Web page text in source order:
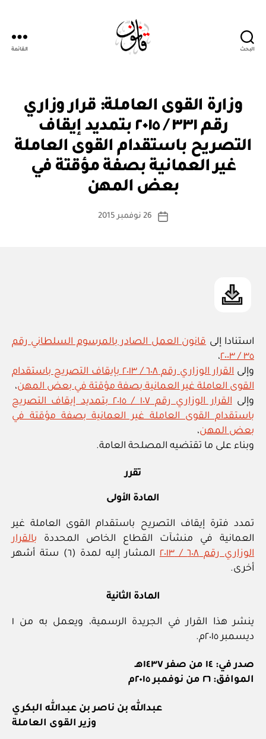
البحث القائمة
التصنيفات
وزارة القوى العاملة: قرار وزاري
رقم ٣٣١ / ٢٠١٥ بتمديد إيقاف
التصريح باستقدام القوى العاملة
غير العمانية بصفة مؤقتة في
بعض المهن
كاتب
بو
س
ة
تاريخ
26 نوفمبر 2015
استنادا إلى قانون العمل الصادر بالمرسوم السلطاني رقم
٣٥ / ٢٠٠٣
،
وإلى
القرار الوزاري رقم ٦٠٨ / ٢٠١٣ بإيقاف التصريح باستقدام
القوى العاملة غير العمانية بصفة مؤقتة في بعض المهن،
وإلى
القرار الوزاري رقم ١٠٧ / ٢٠١٥ بتمديد إيقاف التصريح
باستقدام القوى العاملة غير العمانية بصفة مؤقتة في
بعض المهن،
وبناء على ما تقتضيه المصلحة العامة.
تقرر
المادة الأولى
تمدد فترة إيقاف التصريح باستقدام القوى العاملة غير
العمانية في منشآت القطاع الخاص المحددة بالقرار
الوزاري رقم ٦٠٨ / ٢٠١٣
المشار إليه لمدة (٦) ستة أشهر
أخرى.
المادة الثانية
ينشر هذا القرار في الجريدة الرسمية، ويعمل به من ١
ديسمبر ٢٠١٥م.
صدر في: ١٤ من صفر ١٤٣٧هـ
الموافق: ٢٦ من نوفمبر ٢٠١٥م
عبدالله بن ناصر بن عبدالله البكري
وزير القوى العاملة